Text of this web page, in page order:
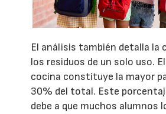
El análisis también detalla la
los residuos de un solo uso.
cocina constituye la mayor
30% del total. Este
debe a que muchos alumnos